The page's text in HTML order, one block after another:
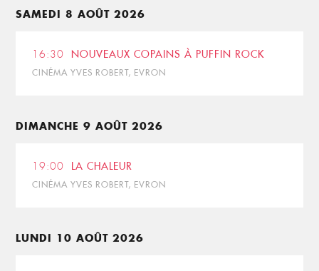
SAMEDI 8 AOÛT 2026
16:30 NOUVEAUX COPAINS À PUFFIN ROCK
CINÉMA YVES ROBERT, EVRON
DIMANCHE 9 AOÛT 2026
19:00 LA CHALEUR
CINÉMA YVES ROBERT, EVRON
LUNDI 10 AOÛT 2026